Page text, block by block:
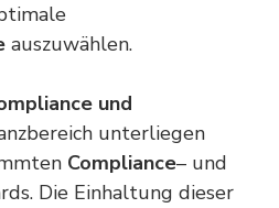
auszuwählen.
und
unterliegen
Compliance– und
Die Einhaltung dieser